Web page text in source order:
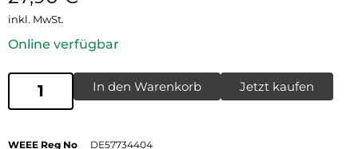
inkl. MwSt.
Online verfügbar
In den Warenkorb Jetzt kaufen
WEEE Reg No
DE57734404